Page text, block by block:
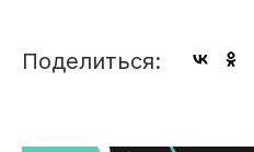
Поделиться: